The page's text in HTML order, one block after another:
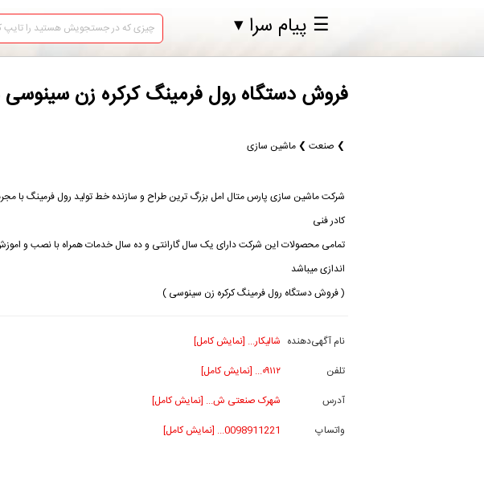
☰ پیام سرا ▾
فروش دستگاه رول فرمینگ کرکره زن
❯ صنعت ❯ ماشین سازی
شرکت ماشین سازی پارس متال امل بزرگ ترین طراح و سازنده خط تولید رول فرمینگ با
کادر فنی
تمامی محصولات این شرکت دارای یک سال گارانتی و ده سال خدمات همراه با نصب و
اندازی میباشد
( فروش دستگاه رول فرمینگ کرکره زن سینوسی )
نام آگهی‌دهنده شالیکار... [نمایش کامل]
تلفن
۰۹۱۱۲... [نمایش کامل]
آدرس
شهرک صنعتی ش... [نمایش کامل]
واتساپ
0098911221... [نمایش کامل]